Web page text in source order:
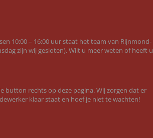
10:00 – 16:00 uur staat het team van Rijnmond-
zijn wij gesloten). Wilt u meer weten of heeft u
button rechts op deze pagina. Wij zorgen dat er
klaar staat en hoef je niet te wachten!